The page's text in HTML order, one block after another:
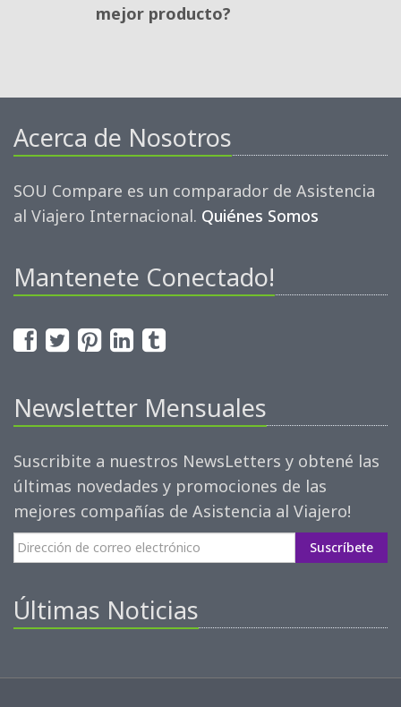
mejor producto?
Acerca de Nosotros
SOU Compare es un comparador de Asistencia
al Viajero Internacional. Quiénes Somos
Mantenete Conectado!
Newsletter Mensuales
Suscribite a nuestros NewsLetters y obtené las
últimas novedades y promociones de las
mejores compañías de Asistencia al Viajero!
Suscríbete
Últimas Noticias